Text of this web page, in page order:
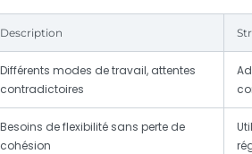
Description
Différents modes de travail, attentes
contradictoires
Besoins de flexibilité sans perte de
cohésion